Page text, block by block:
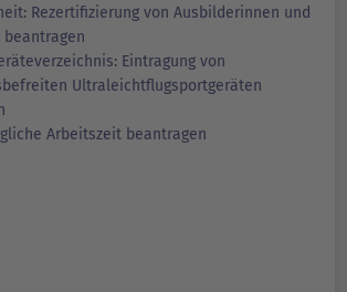
Rezertifizierung von Ausbilderinnen und
Eintragung von
Ultraleichtflugsportgeräten
Arbeitszeit beantragen